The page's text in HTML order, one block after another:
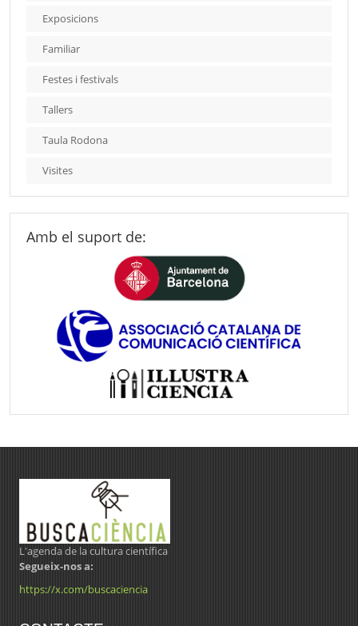
Exposicions
Familiar
Festes i festivals
Tallers
Taula Rodona
Visites
Amb el suport de:
L'agenda de la cultura científica
Segueix-nos a:
https://x.com/buscaciencia